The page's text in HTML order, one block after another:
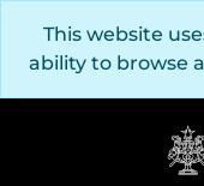
This website
ability to browse